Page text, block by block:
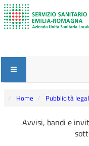
Home Pubblicità
Avvisi, bandi e